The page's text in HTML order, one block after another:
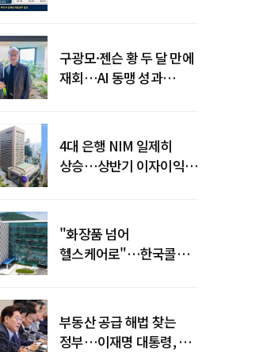
구광모·젠슨 황 두 달 만에
재회…AI 동맹 성과
4대 은행 NIM 일제히
상승…상반기 이자이익
"화장품 넘어
헬스케어로"…한국콜마,
부동산 공급 해법 찾는
정부…이재명 대통령, 2차